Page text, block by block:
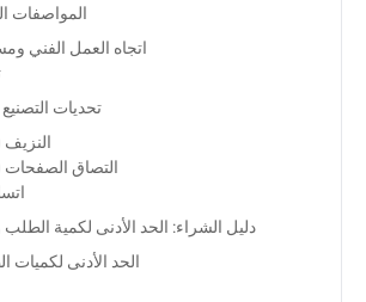
المواصفات
اتجاه العمل الفني
تحديات
1.
2. التصاق الصفحات
3.
دليل الشراء: الحد الأدنى لكمية
الحد الأدنى